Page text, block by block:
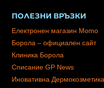
ПОЛЕЗНИ ВРЪЗКИ
Електронен магазин Momo
Борола – официален сайт
Клиника Борола
Списание GP News
Иновативна Дермокозметика